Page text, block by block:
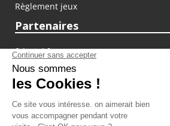
Règlement jeux
Partenaires
fiducial.fr
lyoncapitale.fr
olympique-et-lyonnais.com
L'application Iphone / Android